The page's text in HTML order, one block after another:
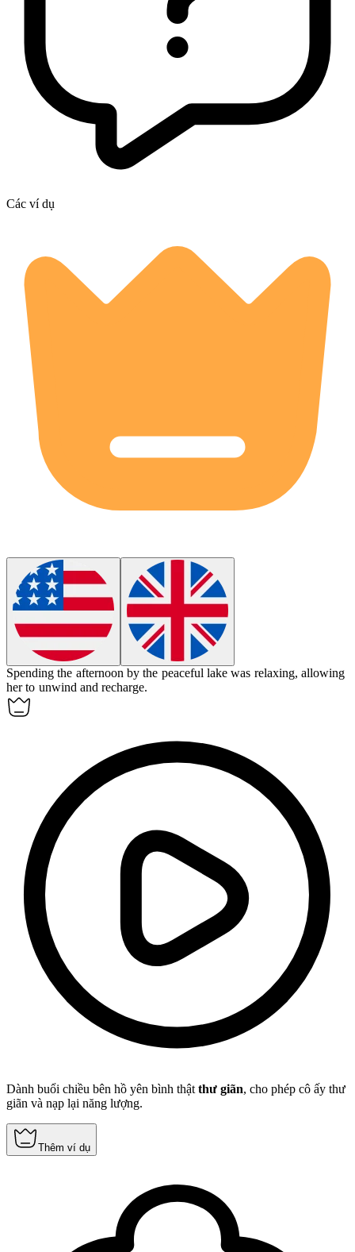
Các ví dụ
Spending the afternoon by the peaceful lake was relaxing, allowing
her to unwind and recharge.
Dành buổi chiều bên hồ yên bình thật thư giãn, cho phép cô ấy thư
giãn và nạp lại năng lượng.
Thêm ví dụ